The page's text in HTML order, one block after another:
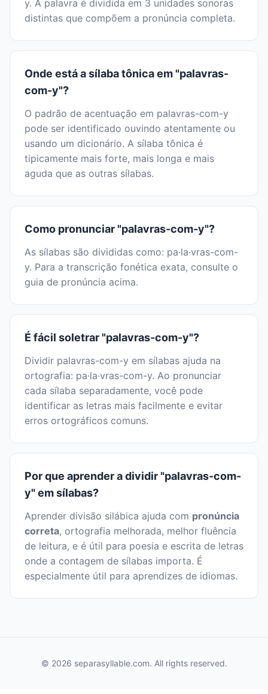
y. A palavra é dividida em 3 unidades sonoras
distintas que compõem a pronúncia completa.
Onde está a sílaba tônica em "palavras-
com-y"?
O padrão de acentuação em palavras-com-y
pode ser identificado ouvindo atentamente ou
usando um dicionário. A sílaba tônica é
tipicamente mais forte, mais longa e mais
aguda que as outras sílabas.
Como pronunciar "palavras-com-y"?
As sílabas são divididas como: pa·la·vras-com-
y. Para a transcrição fonética exata, consulte o
guia de pronúncia acima.
É fácil soletrar "palavras-com-y"?
Dividir palavras-com-y em sílabas ajuda na
ortografia: pa·la·vras-com-y. Ao pronunciar
cada sílaba separadamente, você pode
identificar as letras mais facilmente e evitar
erros ortográficos comuns.
Por que aprender a dividir "palavras-com-
y" em sílabas?
Aprender divisão silábica ajuda com pronúncia
correta, ortografia melhorada, melhor fluência
de leitura, e é útil para poesia e escrita de letras
onde a contagem de sílabas importa. É
especialmente útil para aprendizes de idiomas.
© 2026 separasyllable.com. All rights reserved.